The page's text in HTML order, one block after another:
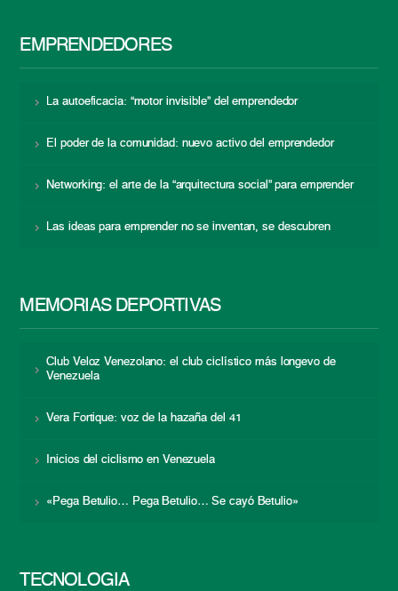
EMPRENDEDORES
La autoeficacia: “motor invisible” del emprendedor
El poder de la comunidad: nuevo activo del emprendedor
Networking: el arte de la “arquitectura social” para emprender
Las ideas para emprender no se inventan, se descubren
MEMORIAS DEPORTIVAS
Club Veloz Venezolano: el club ciclístico más longevo de
Venezuela
Vera Fortique: voz de la hazaña del 41
Inicios del ciclismo en Venezuela
«Pega Betulio… Pega Betulio… Se cayó Betulio»
TECNOLOGÍA